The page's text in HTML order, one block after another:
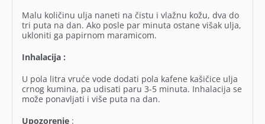
Malu količinu ulja naneti na čistu i vlažnu kožu, dva do
tri puta na dan. Ako posle par minuta ostane višak ulja,
ukloniti ga papirnom maramicom.
Inhalacija :
U pola litra vruće vode dodati pola kafene kašičice ulja
crnog kumina, pa udisati paru 3-5 minuta. Inhalacija se
može ponavljati i više puta na dan.
Upozorenje :